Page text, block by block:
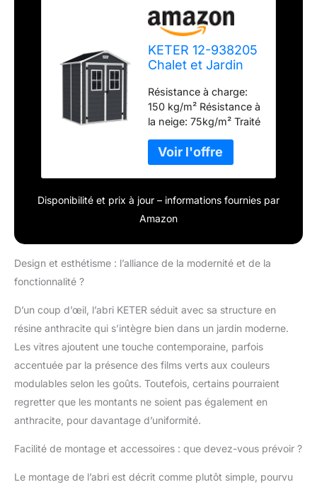
KETER 12-938205
Chalet et Jardin
Premium 65Dd
Ant, Anthracite,
185 x 152 x 226
cm
Résistance à charge:
150 kg/m² Résistance à
la neige: 75kg/m² Traité
ventilation, porte
verrouillable, 2 fenêtres
fixes en façade
Epaisseur paroi: 16 mm
Disponibilité et prix à jour – informations fournies par
Amazon
Design et esthétisme : l’alliance de la modernité et de la
fonctionnalité ?
D’un coup d’œil, l’abri KETER séduit avec sa structure en
résine anthracite qui s’intègre bien dans un jardin moderne.
Les vitres ajoutent une touche contemporaine, parfois
accentuée par la présence des films verts aux couleurs
modulables selon les goûts. Toutefois, certains pourraient
regretter que les montants ne soient pas également en
anthracite, pour davantage d’uniformité.
Facilité de montage et accessoires : que devez-vous prévoir ?
Le montage de l’abri est décrit comme plutôt simple, pourvu